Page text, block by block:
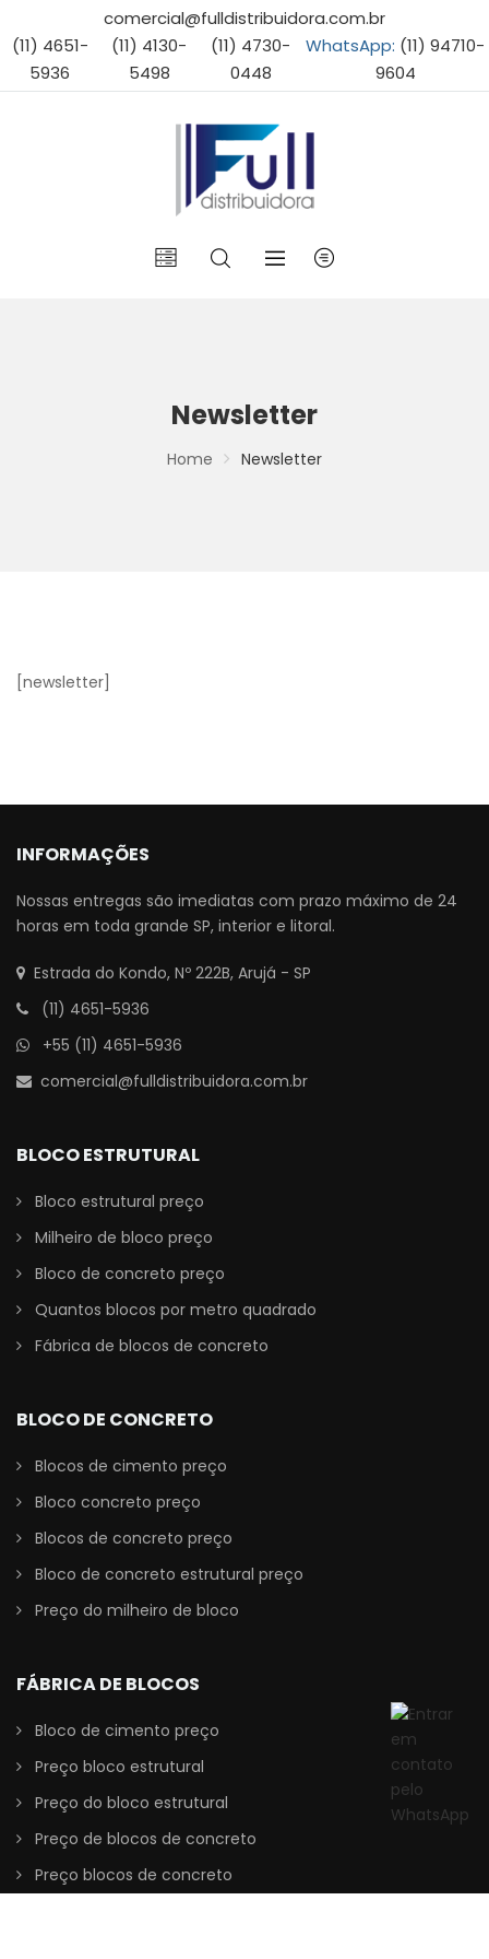
comercial@fulldistribuidora.com.br
(11) 4651-
5936
(11) 4130-
5498
(11) 4730-
0448
WhatsApp: (11) 94710-
9604
Newsletter
Home Newsletter
[newsletter]
INFORMAÇÕES
Nossas entregas são imediatas com prazo máximo de 24
horas em toda grande SP, interior e litoral.
Estrada do Kondo, Nº 222B, Arujá - SP
(11) 4651-5936
+55 (11) 4651-5936
comercial@fulldistribuidora.com.br
BLOCO ESTRUTURAL
Bloco estrutural preço
Milheiro de bloco preço
Bloco de concreto preço
Quantos blocos por metro quadrado
Fábrica de blocos de concreto
BLOCO DE CONCRETO
Blocos de cimento preço
Bloco concreto preço
Blocos de concreto preço
Bloco de concreto estrutural preço
Preço do milheiro de bloco
FÁBRICA DE BLOCOS
Bloco de cimento preço
Preço bloco estrutural
Preço do bloco estrutural
Preço de blocos de concreto
Preço blocos de concreto